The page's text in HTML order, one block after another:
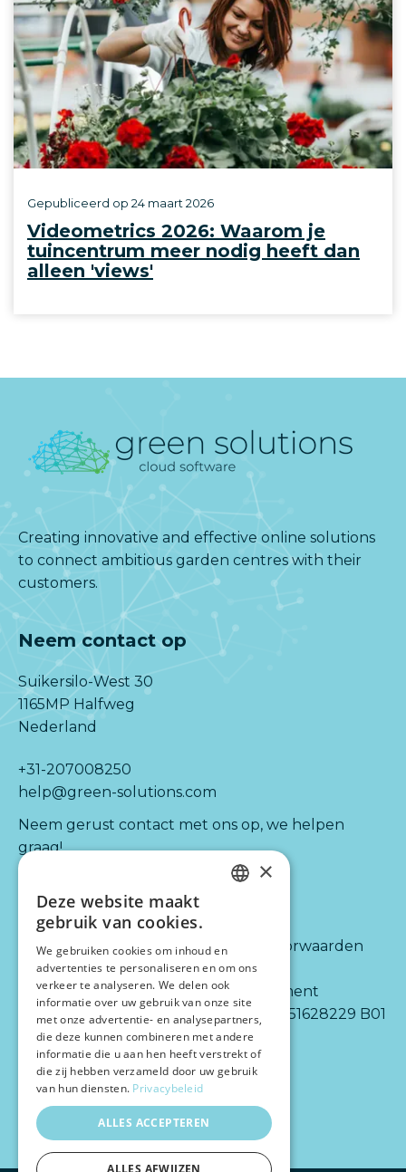
Videometrics 2026: Waarom je
tuincentrum meer nodig heeft dan
alleen 'views'
Gepubliceerd op 24 maart 2026
Creating innovative and effective online solutions
to connect ambitious garden centres with their
customers.
Neem contact op
Suikersilo-West 30
1165MP Halfweg
Nederland
+31-207008250
help@green-solutions.com
Neem gerust contact met ons op, we helpen
graag!
Kijk ook naar:
Diensten
Integraties
Partners
Over ons
Informatie
Algemene voorwaarden
Disclaimer
Privacy statement
BTW-nr.: NL 851628229 B01
×
Deze website maakt
gebruik van cookies.
We gebruiken cookies om inhoud en
advertenties te personaliseren en om ons
verkeer te analyseren. We delen ook
informatie over uw gebruik van onze site
met onze advertentie- en analysepartners,
die deze kunnen combineren met andere
informatie die u aan hen heeft verstrekt of
die zij hebben verzameld door uw gebruik
van hun diensten. Privacybeleid
ALLES ACCEPTEREN
ALLES AFWIJZEN